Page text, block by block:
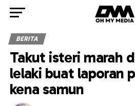
BERITA
Takut isteri marah
lelaki buat laporan
kena samun